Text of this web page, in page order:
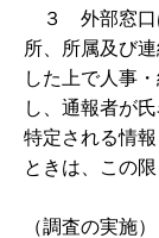
３ 外部窓口
所、所属及び
した上で人事
し、通報者が
特定される情
ときは、この限
（調査の実施）